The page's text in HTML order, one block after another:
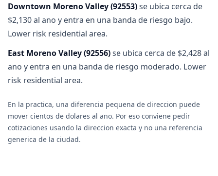
Downtown Moreno Valley(92553)se ubica cerca de
$2,130 al ano y entra en una banda de riesgo bajo.
Lower risk residential area.
East Moreno Valley(92556)se ubica cerca de $2,428 al
ano y entra en una banda de riesgo moderado. Lower
risk residential area.
En la practica, una diferencia pequena de direccion puede
mover cientos de dolares al ano. Por eso conviene pedir
cotizaciones usando la direccion exacta y no una referencia
generica de la ciudad.